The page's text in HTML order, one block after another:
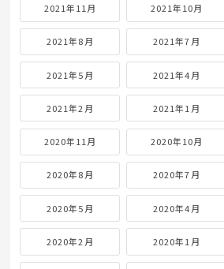
2021年11月 2021年10月
2021年8月 2021年7月
2021年5月 2021年4月
2021年2月 2021年1月
2020年11月 2020年10月
2020年8月 2020年7月
2020年5月 2020年4月
2020年2月 2020年1月